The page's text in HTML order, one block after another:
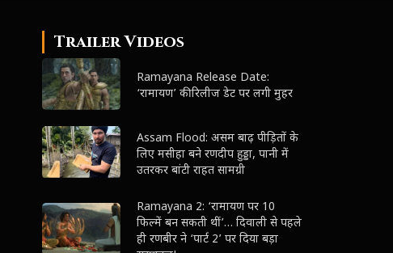
Trailer Videos
Ramayana Release Date:
‘रामायण’ की रिलीज डेट पर लगी मुहर
Assam Flood: असम बाढ़ पीड़ितों के
लिए मसीहा बने रणदीप हुड्डा, पानी में
उतरकर बांटी राहत सामग्री
Ramayana 2: ‘रामायण पर 10
फिल्में बन सकती थीं’… दिवाली से पहले
ही रणबीर ने ‘पार्ट 2’ पर दिया बड़ा